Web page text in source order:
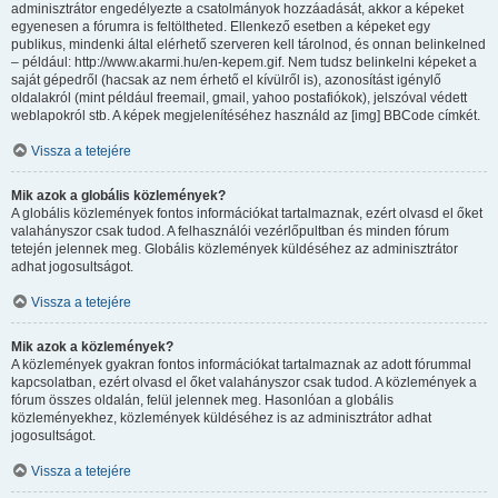
adminisztrátor engedélyezte a csatolmányok hozzáadását, akkor a képeket
egyenesen a fórumra is feltöltheted. Ellenkező esetben a képeket egy
publikus, mindenki által elérhető szerveren kell tárolnod, és onnan belinkelned
– például: http://www.akarmi.hu/en-kepem.gif. Nem tudsz belinkelni képeket a
saját gépedről (hacsak az nem érhető el kívülről is), azonosítást igénylő
oldalakról (mint például freemail, gmail, yahoo postafiókok), jelszóval védett
weblapokról stb. A képek megjelenítéséhez használd az [img] BBCode címkét.
Vissza a tetejére
Mik azok a globális közlemények?
A globális közlemények fontos információkat tartalmaznak, ezért olvasd el őket
valahányszor csak tudod. A felhasználói vezérlőpultban és minden fórum
tetején jelennek meg. Globális közlemények küldéséhez az adminisztrátor
adhat jogosultságot.
Vissza a tetejére
Mik azok a közlemények?
A közlemények gyakran fontos információkat tartalmaznak az adott fórummal
kapcsolatban, ezért olvasd el őket valahányszor csak tudod. A közlemények a
fórum összes oldalán, felül jelennek meg. Hasonlóan a globális
közleményekhez, közlemények küldéséhez is az adminisztrátor adhat
jogosultságot.
Vissza a tetejére